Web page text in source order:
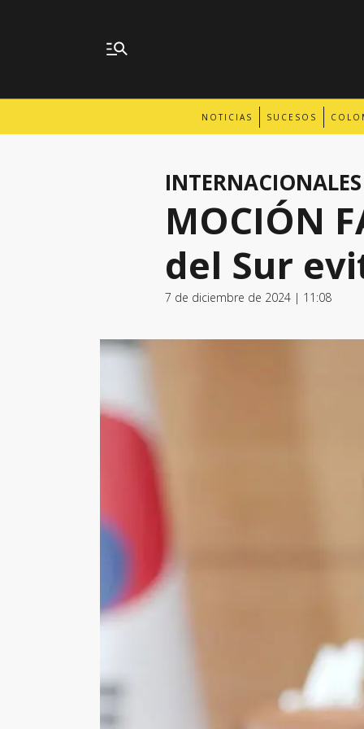
NOTICIAS SUCESOS
INTERNACIONALES
MOCIÓN
del Sur
7 de diciembre de 2024 | 11:08